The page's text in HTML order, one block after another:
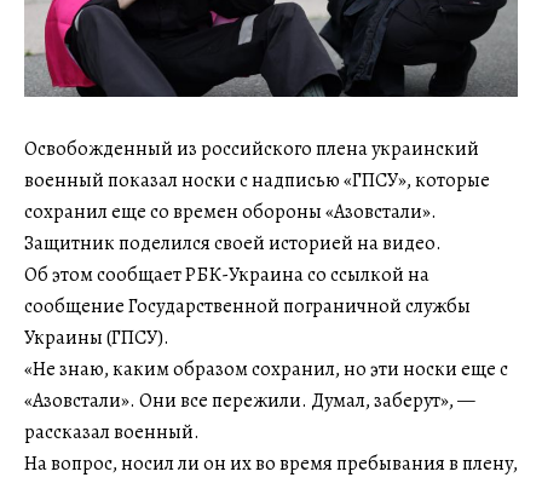
Освобожденный из российского плена украинский
военный показал носки с надписью «ГПСУ», которые
сохранил еще со времен обороны «Азовстали».
Защитник поделился своей историей на видео.
Об этом сообщает РБК-Украина со ссылкой на
сообщение Государственной пограничной службы
Украины (ГПСУ).
«Не знаю, каким образом сохранил, но эти носки еще с
«Азовстали». Они все пережили. Думал, заберут», —
рассказал военный.
На вопрос, носил ли он их во время пребывания в плену,